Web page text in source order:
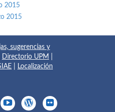
2015
2015
sugerencias y
Directorio UPM
Localización